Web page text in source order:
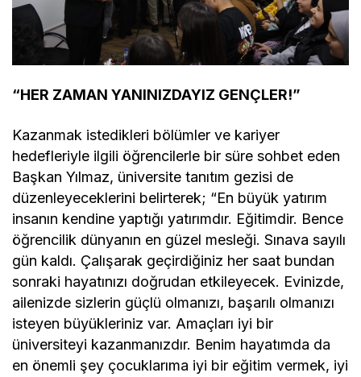
“HER ZAMAN YANINIZDAYIZ GENÇLER!”
Kazanmak istedikleri bölümler ve kariyer
hedefleriyle ilgili öğrencilerle bir süre sohbet eden
Başkan Yılmaz, üniversite tanıtım gezisi de
düzenleyeceklerini belirterek; “En büyük yatırım
insanın kendine yaptığı yatırımdır. Eğitimdir. Bence
öğrencilik dünyanın en güzel mesleği. Sınava sayılı
gün kaldı. Çalışarak geçirdiğiniz her saat bundan
sonraki hayatınızı doğrudan etkileyecek. Evinizde,
ailenizde sizlerin güçlü olmanızı, başarılı olmanızı
isteyen büyükleriniz var. Amaçları iyi bir
üniversiteyi kazanmanızdır. Benim hayatımda da
en önemli şey çocuklarıma iyi bir eğitim vermek, iyi